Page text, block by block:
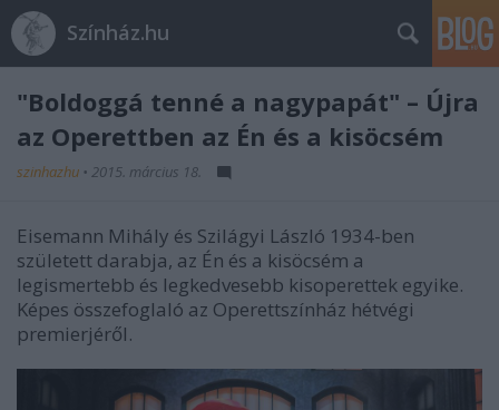
Színház.hu
"Boldoggá tenné a nagypapát" – Újra
az Operettben az Én és a kisöcsém
szinhazhu • 2015. március 18.
Eisemann Mihály és Szilágyi László 1934-ben
született darabja, az Én és a kisöcsém a
legismertebb és legkedvesebb kisoperettek egyike.
Képes összefoglaló az Operettszínház hétvégi
premierjéről.